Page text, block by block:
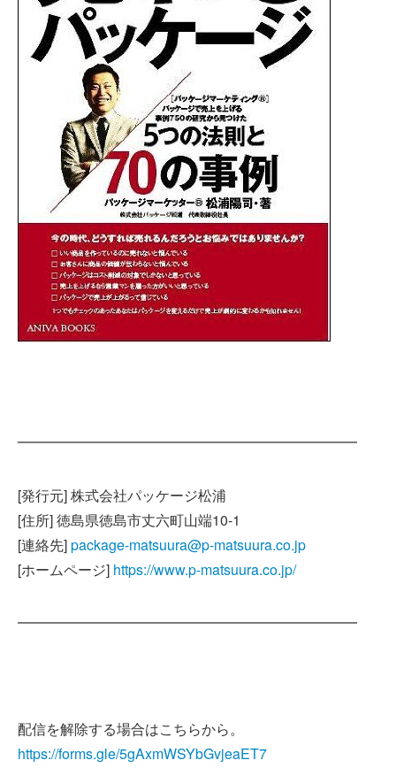
━━━━━━━━━━━━━━━━━━━━━━━━
[発行元] 株式会社パッケージ松浦
[住所] 徳島県徳島市丈六町山端10-1
[連絡先]package-matsuura@p-matsuura.co.jp
[ホームページ] https://www.p-matsuura.co.jp/
━━━━━━━━━━━━━━━━━━━━━━━━
配信を解除する場合はこちらから。
https://forms.gle/5gAxmWSYbGvjeaET7